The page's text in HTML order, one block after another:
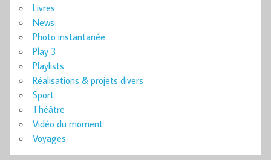
Livres
News
Photo instantanée
Play 3
Playlists
Réalisations & projets divers
Sport
Théâtre
Vidéo du moment
Voyages